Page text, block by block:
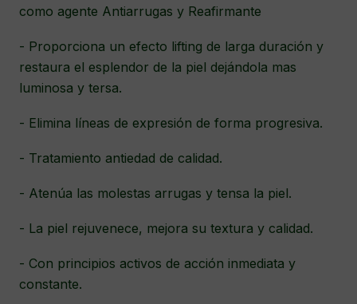
como agente Antiarrugas y Reafirmante
- Proporciona un efecto lifting de larga duración y
restaura el esplendor de la piel dejándola mas
luminosa y tersa.
- Elimina líneas de expresión de forma progresiva.
- Tratamiento antiedad de calidad.
- Atenúa las molestas arrugas y tensa la piel.
- La piel rejuvenece, mejora su textura y calidad.
- Con principios activos de acción inmediata y
constante.